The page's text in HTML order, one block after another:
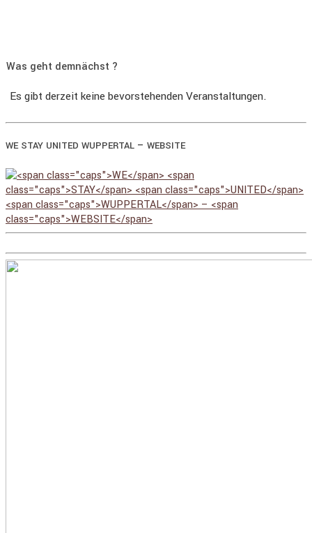
Was geht demnächst ?
Es gibt derzeit keine bevorstehenden Veranstaltungen.
WE STAY UNITED WUPPERTAL – WEBSITE